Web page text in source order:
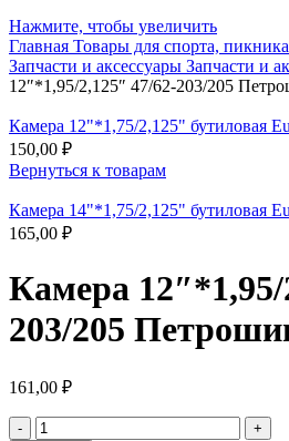
Нажмите, чтобы увеличить
Главная Товары для спорта,
Запчасти и аксессуары Запчасти и
12″*1,95/2,125″ 47/62-203/205
Камера 12"*1,75/2,125" бутиловая
150,00 ₽
Вернуться к товарам
Камера 14"*1,75/2,125" бутиловая
165,00 ₽
Камера 12″*1,95/
203/205
161,00 ₽